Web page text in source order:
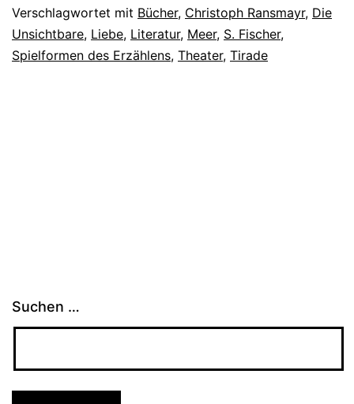
Verschlagwortet mit Bücher, Christoph Ransmayr, Die
Unsichtbare, Liebe, Literatur, Meer, S. Fischer,
Spielformen des Erzählens, Theater, Tirade
Suchen …